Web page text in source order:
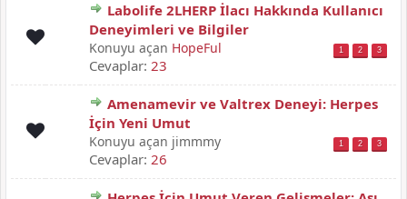
Labolife 2LHERP İlacı Hakkında Kullanıcı
Deneyimleri ve Bilgiler
Konuyu açan HopeFul 1 2 3
Cevaplar: 23
Amenamevir ve Valtrex Deneyi: Herpes
İçin Yeni Umut
Konuyu açan jimmmy 1 2 3
Cevaplar: 26